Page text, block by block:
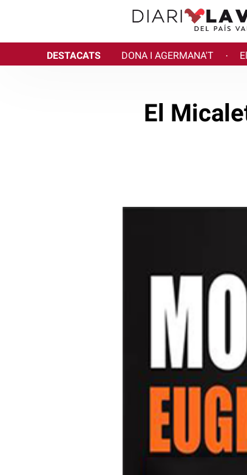
DESTACATS DONA I AGERMANA'T ·
El